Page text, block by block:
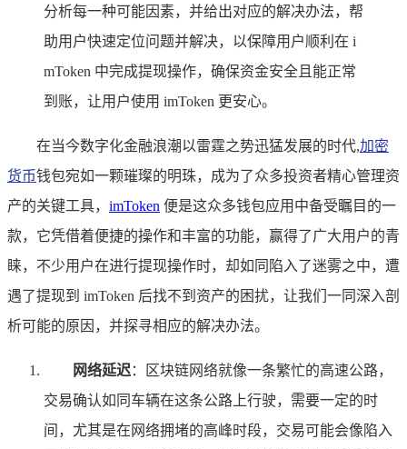
分析每一种可能因素，并给出对应的解决办法，帮
助用户快速定位问题并解决，以保障用户顺利在 i
mToken 中完成提现操作，确保资金安全且能正常
到账，让用户使用 imToken 更安心。
在当今数字化金融浪潮以雷霆之势迅猛发展的时代,加密
货币钱包宛如一颗璀璨的明珠，成为了众多投资者精心管理资
产的关键工具， imToken 便是这众多钱包应用中备受瞩目的一
款，它凭借着便捷的操作和丰富的功能，赢得了广大用户的青
睐，不少用户在进行提现操作时，却如同陷入了迷雾之中，遭
遇了提现到 imToken 后找不到资产的困扰，让我们一同深入剖
析可能的原因，并探寻相应的解决办法。
网络延迟：区块链网络就像一条繁忙的高速公路，
交易确认如同车辆在这条公路上行驶，需要一定的时
间，尤其是在网络拥堵的高峰时段，交易可能会像陷入